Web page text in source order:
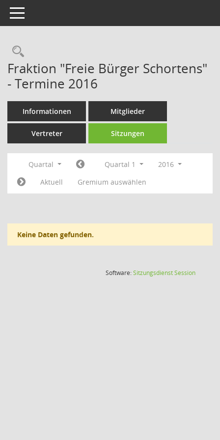
Toggle navigation
Rechercheauswahl
Fraktion "Freie Bürger Schortens"
- Termine 2016
Informationen Mitglieder
Vertreter Sitzungen
Quartal Quartal 1
2016
Aktuell
Gremium auswählen
Keine Daten gefunden.
Software:SitzungsdienstSession(Wird in